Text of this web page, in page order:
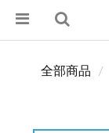
全部商品